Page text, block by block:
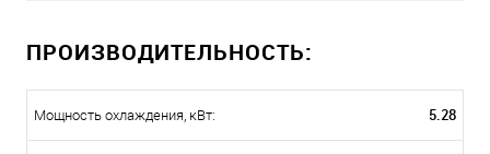
ПРОИЗВОДИТЕЛЬНОСТЬ:
Мощность охлаждения, кВт: 5.28